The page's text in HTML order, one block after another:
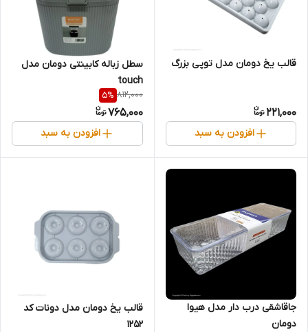
قالب یخ دومان مدل توپی بزرگ
221,000
افزودن به سبد
سطل زباله کابینتی دومان مدل
touch
812,000
5%
765,000
افزودن به سبد
جاقاشقی درب دار مدل هیوا
دومان
قالب یخ دومان مدل دونات کد
1252